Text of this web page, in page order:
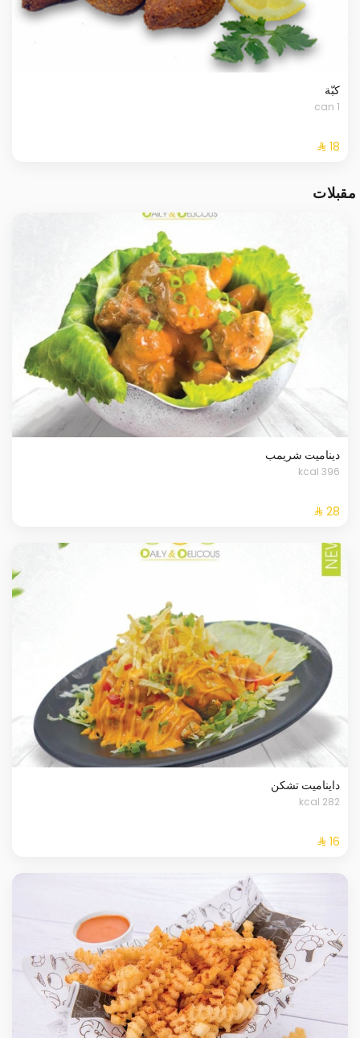
كبّة
1 can
مقبلات
ديناميت شريمب
396 kcal
دايناميت تشكن
282 kcal